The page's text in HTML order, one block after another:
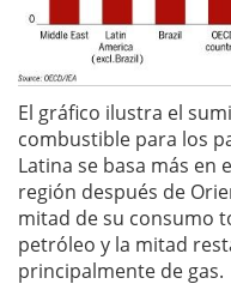
El gráfico ilustra el
combustible para los
Latina se basa más
región después de
mitad de su consumo
petróleo y la mitad
principalmente de gas.